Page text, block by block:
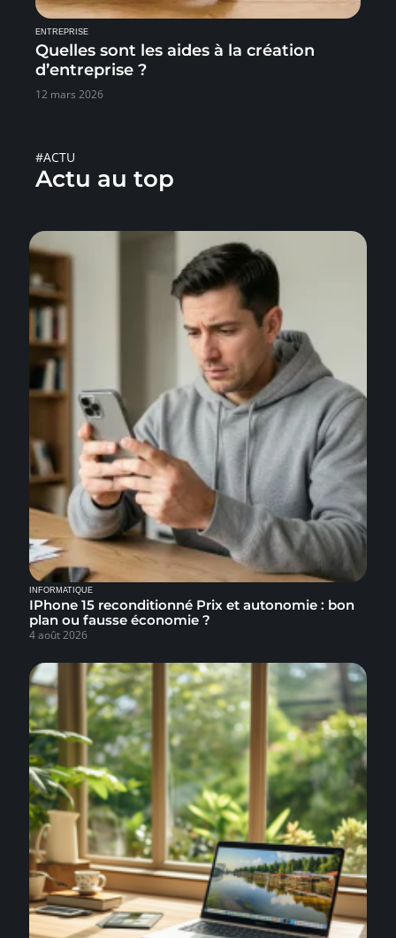
ENTREPRISE
Quelles sont les aides à la création
d’entreprise ?
12 mars 2026
#ACTU
Actu au top
INFORMATIQUE
IPhone 15 reconditionné Prix et autonomie : bon
plan ou fausse économie ?
4 août 2026